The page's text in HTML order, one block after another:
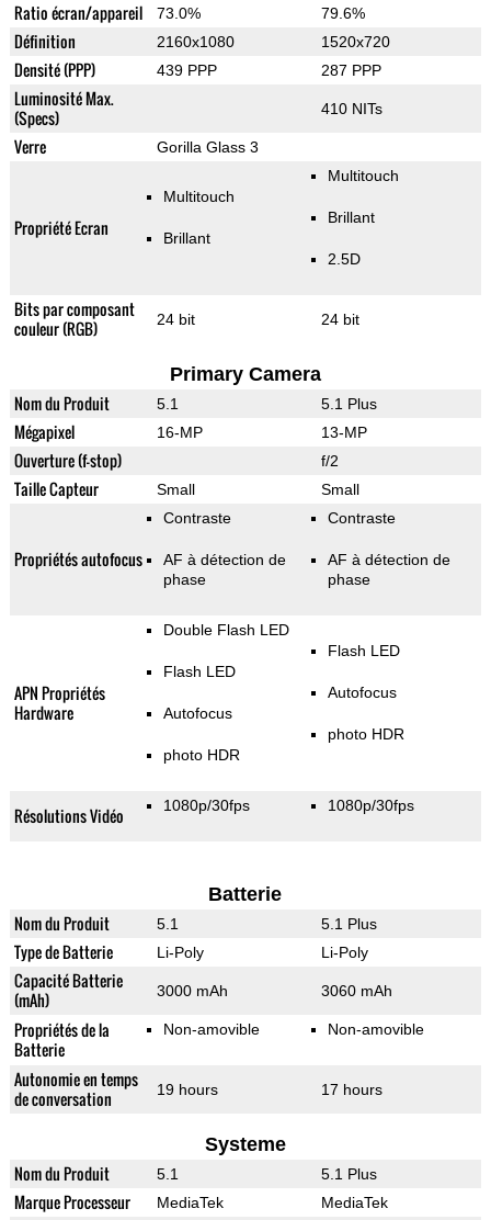
Ratio écran/appareil 73.0% 79.6%
Définition 2160x1080 1520x720
Densité (PPP) 439 PPP 287 PPP
Luminosité Max.
(Specs)
410 NITs
Verre Gorilla Glass 3
Propriété Ecran
Multitouch
Brillant
Multitouch
Brillant
2.5D
Bits par composant
couleur (RGB)
24 bit 24 bit
Primary Camera
Nom du Produit 5.1 5.1 Plus
Mégapixel 16-MP 13-MP
Ouverture (f-stop) f/2
Taille Capteur Small Small
Propriétés autofocus
Contraste
AF à détection de
phase
Contraste
AF à détection de
phase
APN Propriétés
Hardware
Double Flash LED
Flash LED
Autofocus
photo HDR
Flash LED
Autofocus
photo HDR
Résolutions Vidéo 1080p/30fps 1080p/30fps
Batterie
Nom du Produit 5.1 5.1 Plus
Type de Batterie Li-Poly Li-Poly
Capacité Batterie
(mAh)
3000 mAh 3060 mAh
Propriétés de la
Batterie
Non-amovible Non-amovible
Autonomie en temps
de conversation
19 hours 17 hours
Systeme
Nom du Produit 5.1 5.1 Plus
Marque Processeur MediaTek MediaTek